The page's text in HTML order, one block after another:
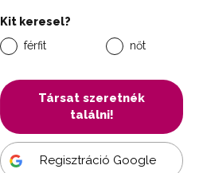
Kit keresel?
férfit
nőt
Társat szeretnék
találni!
Regisztráció Google